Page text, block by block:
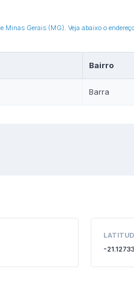
Minas Gerais (MG). Veja abaixo o
Bairro
Barra
-